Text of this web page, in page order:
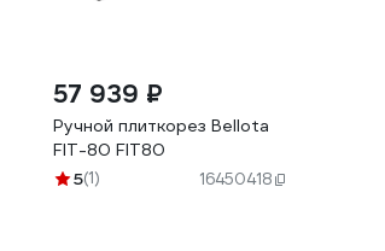
57 939 ₽
Ручной плиткорез Bellota
FIT-80 FIT80
5(1) 16450418